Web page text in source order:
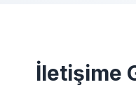
İletişime